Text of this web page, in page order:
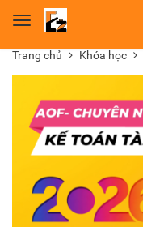
Toggle
Trang chủ Khóa học